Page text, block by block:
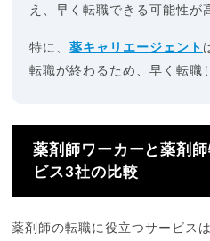
え、早く転職できる可能性が
特に、薬キャリエージェント
転職が終わるため、早く転職
薬剤師ワーカーと薬剤
ビス3社の比較
薬剤師の転職に役立つサービス